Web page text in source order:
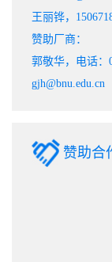
王丽铧，
赞助厂商：
郭敬华，电话：
gjh@bnu.edu.cn
赞助合